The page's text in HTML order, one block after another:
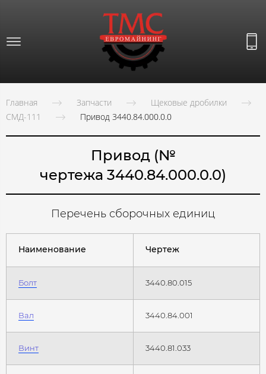
Главная Запчасти
Щековые дробилки
СМД-111
Привод 3440.84.000.0.0
Привод (№
чертежа 3440.84.000.0.0)
Перечень сборочных единиц
Наименование Чертеж
Болт 3440.80.015
Вал 3440.84.001
Винт 3440.81.033